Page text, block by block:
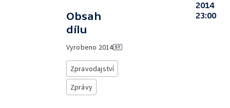
Obsah
dílu
Vyrobeno 2014
Zpravodajství
Zprávy
2014
23:00